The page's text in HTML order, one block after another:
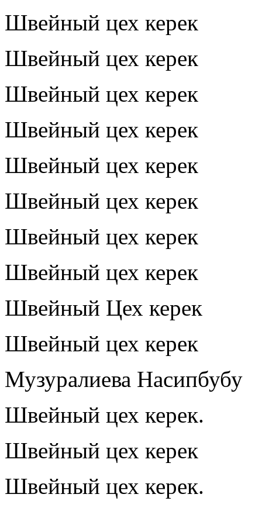
Швейный цех керек
Швейный цех керек
Швейный цех керек
Швейный цех керек
Швейный цех керек
Швейный цех керек
Швейный цех керек
Швейный цех керек
Швейный Цех керек
Швейный цех керек
Музуралиева Насипбубу
Швейный цех керек.
Швейный цех керек
Швейный цех керек.